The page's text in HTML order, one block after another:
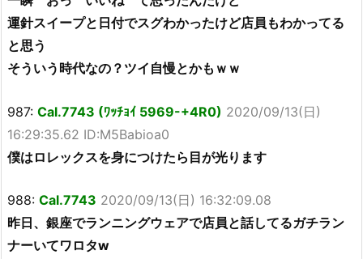
運針スイープと日付でスグわかったけど店員もわかってる
と思う
そういう時代なの？ツイ自慢とかもｗｗ
987: Cal.7743 (ﾜｯﾁｮｲ 5969-+4R0) 2020/09/13(日)
16:29:35.62 ID:M5Babioa0
僕はロレックスを身につけたら目が光ります
988: Cal.7743 2020/09/13(日) 16:32:09.08
昨日、銀座でランニングウェアで店員と話してるガチラン
ナーいてワロタw